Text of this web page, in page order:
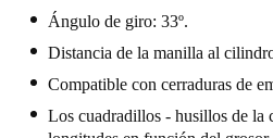
Ángulo de giro: 33º.
Distancia de la manilla al
Compatible con cerraduras de
Los cuadradillos - husillos de la